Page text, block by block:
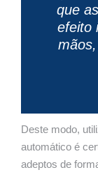
que
efeito
Deste modo,
automático é
adeptos de